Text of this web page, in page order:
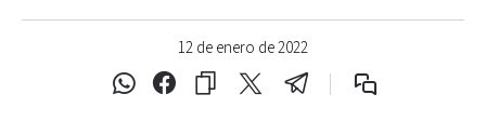
12 de enero de 2022